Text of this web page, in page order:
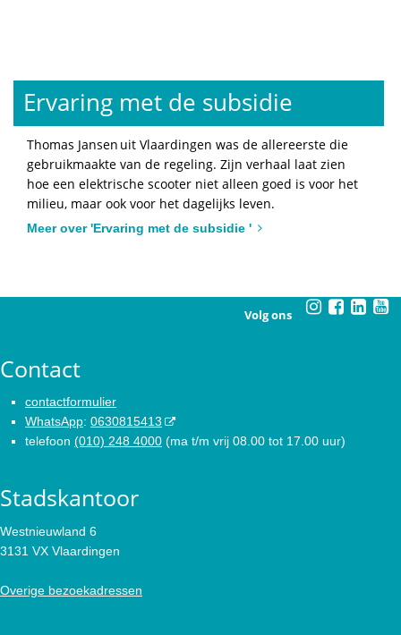
Ervaring met de subsidie
Thomas Jansen uit Vlaardingen was de allereerste die
gebruikmaakte van de regeling. Zijn verhaal laat zien
hoe een elektrische scooter niet alleen goed is voor het
milieu, maar ook voor het dagelijks leven.
Meer over 'Ervaring met de subsidie '
Volg ons
Contact
contactformulier
WhatsApp: 0630815413
telefoon (010) 248 4000 (ma t/m vrij 08.00 tot 17.00 uur)
Stadskantoor
Westnieuwland 6
3131 VX Vlaardingen
Overige bezoekadressen